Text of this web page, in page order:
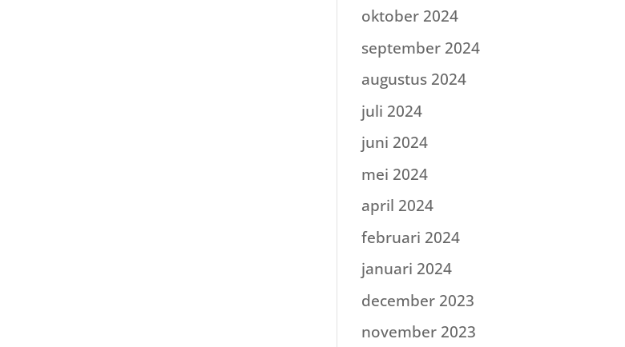
oktober 2024
september 2024
augustus 2024
juli 2024
juni 2024
mei 2024
april 2024
februari 2024
januari 2024
december 2023
november 2023